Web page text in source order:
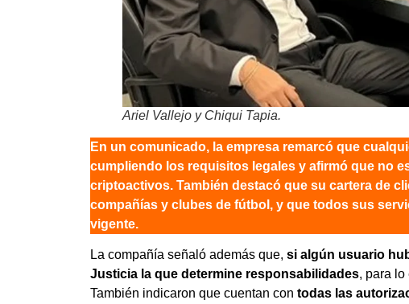
Ariel Vallejo y Chiqui Tapia.
En un comunicado, la empresa remarcó que
cumpliendo los requisitos legales y afirmó que no
criptoactivos. También destacó que su cartera de
compañías y clubes de fútbol, y que todos sus
vigente.
La compañía señaló además que, si algún usuario
Justicia la que determine responsabilidades, para
También indicaron que cuentan con todas las